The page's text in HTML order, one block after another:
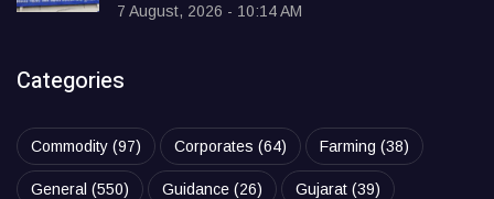
7 August, 2026 - 10:14 AM
Categories
Commodity (97) Corporates (64) Farming (38)
General (550) Guidance (26) Gujarat (39)